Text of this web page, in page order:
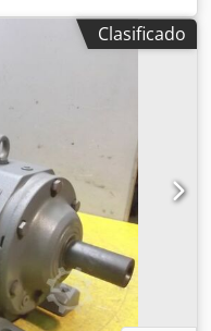
-Cantidad: 1 unidad
mm -Peso: 94 kg
Clasificado